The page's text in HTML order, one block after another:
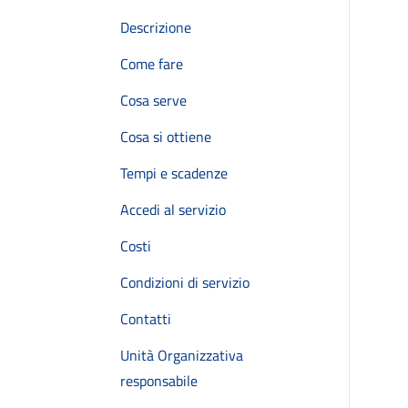
Descrizione
Come fare
Cosa serve
Cosa si ottiene
Tempi e scadenze
Accedi al servizio
Costi
Condizioni di servizio
Contatti
Unità Organizzativa
responsabile